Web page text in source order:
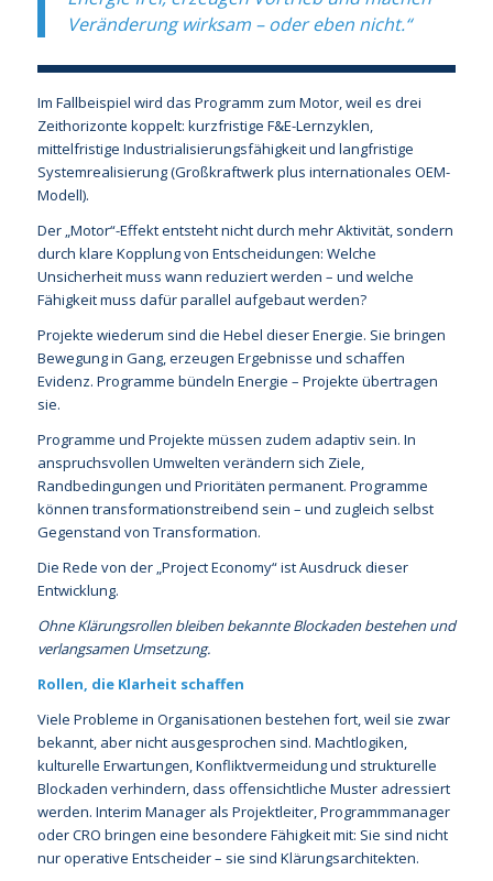
Veränderung wirksam – oder eben nicht.“
Im Fallbeispiel wird das Programm zum Motor, weil es drei
Zeithorizonte koppelt: kurzfristige F&E-Lernzyklen,
mittelfristige Industrialisierungsfähigkeit und langfristige
Systemrealisierung (Großkraftwerk plus internationales OEM-
Modell).
Der „Motor“-Effekt entsteht nicht durch mehr Aktivität, sondern
durch klare Kopplung von Entscheidungen: Welche
Unsicherheit muss wann reduziert werden – und welche
Fähigkeit muss dafür parallel aufgebaut werden?
Projekte wiederum sind die Hebel dieser Energie. Sie bringen
Bewegung in Gang, erzeugen Ergebnisse und schaffen
Evidenz. Programme bündeln Energie – Projekte übertragen
sie.
Programme und Projekte müssen zudem adaptiv sein. In
anspruchsvollen Umwelten verändern sich Ziele,
Randbedingungen und Prioritäten permanent. Programme
können transformationstreibend sein – und zugleich selbst
Gegenstand von Transformation.
Die Rede von der „Project Economy“ ist Ausdruck dieser
Entwicklung.
Ohne Klärungsrollen bleiben bekannte Blockaden bestehen und
verlangsamen Umsetzung.
Rollen, die Klarheit schaffen
Viele Probleme in Organisationen bestehen fort, weil sie zwar
bekannt, aber nicht ausgesprochen sind. Machtlogiken,
kulturelle Erwartungen, Konfliktvermeidung und strukturelle
Blockaden verhindern, dass offensichtliche Muster adressiert
werden. Interim Manager als Projektleiter, Programmmanager
oder CRO bringen eine besondere Fähigkeit mit: Sie sind nicht
nur operative Entscheider – sie sind Klärungsarchitekten.